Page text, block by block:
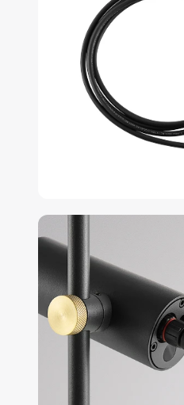
Bildgalerie
springen